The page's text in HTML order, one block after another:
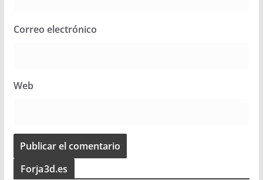
Correo electrónico
Web
Forja3d.es